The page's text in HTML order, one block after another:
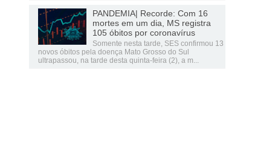
PANDEMIA| Recorde: Com 16
mortes em um dia, MS registra
105 óbitos por coronavírus
Somente nesta tarde, SES confirmou 13
novos óbitos pela doença Mato Grosso do Sul
ultrapassou, na tarde desta quinta-feira (2), a m...